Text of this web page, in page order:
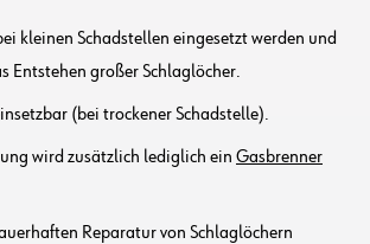
kleinen Schadstellen eingesetzt werden und
Entstehen großer Schlaglöcher.
(bei trockener Schadstelle).
wird zusätzlich lediglich ein Gasbrenner
Reparatur von Schlaglöchern